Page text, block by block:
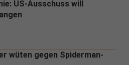
US-Ausschuss will
wüten gegen Spiderman-